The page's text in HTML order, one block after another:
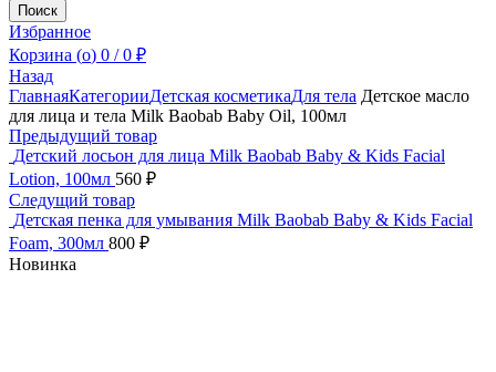
Поиск
Избранное
Корзина (o) 0 / 0 ₽
Назад
ГлавнаяКатегорииДетская косметикаДля тела Детское масло
для лица и тела Milk Baobab Baby Oil, 100мл
Предыдущий товар
Детский лосьон для лица Milk Baobab Baby & Kids Facial
Lotion, 100мл 560 ₽
Следущий товар
Детская пенка для умывания Milk Baobab Baby & Kids Facial
Foam, 300мл 800 ₽
Новинка